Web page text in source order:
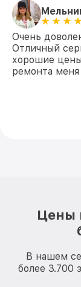
Очень
Отличный
хорошие
ремонта меня
Цены
В нашем
более 3.700